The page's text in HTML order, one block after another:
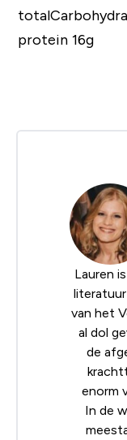
protein 16g
Lauren
van het
al dol
de
enorm
In de